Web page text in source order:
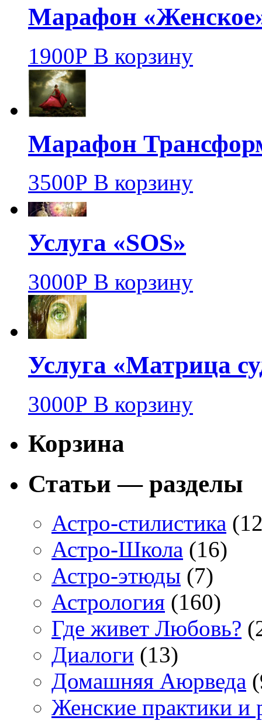
Марафон
1900Р В корзину
Марафон
3500Р В корзину
Услуга «SOS»
3000Р В корзину
Услуга «Матрица
3000Р В корзину
Корзина
Статьи — разделы
Астро-стилистика
Астро-Школа (16)
Астро-этюды (7)
Астрология (160)
Где живет Любовь?
Диалоги (13)
Домашняя Аюрведа
Женские практики и